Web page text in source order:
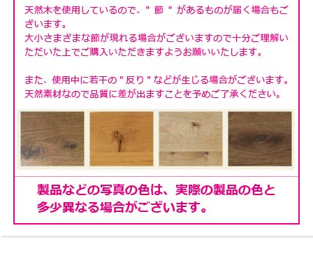
蜜蝋ワックス仕上げ
飲み物を置く機会の多い天板には、水はじきを良くする
ため、仕上げとして蜜蝋ワックスを塗布しています。
※オイル塗装の場合のみ塗布します。